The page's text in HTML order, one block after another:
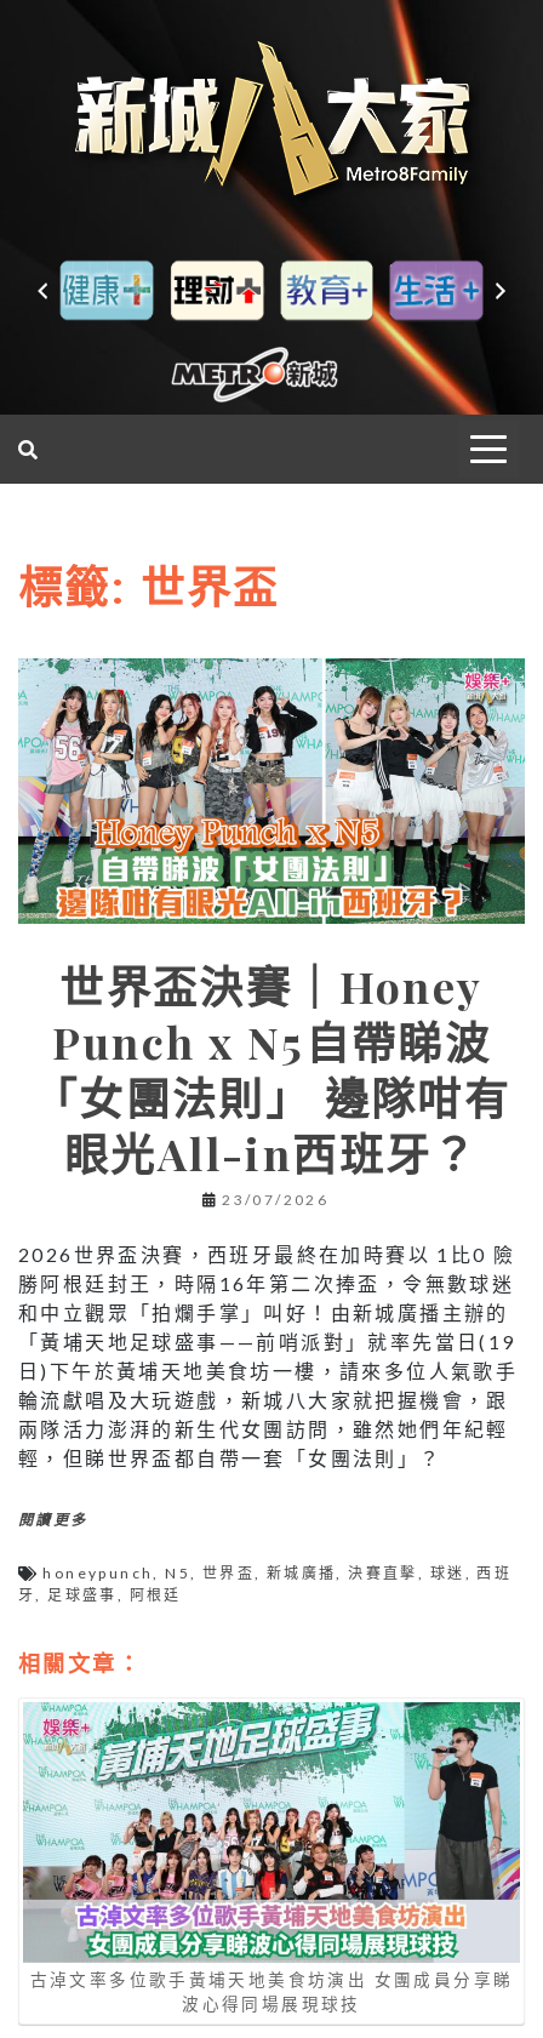
標籤: 世界盃
世界盃決賽｜Honey
Punch x N5自帶睇波
「女團法則」 邊隊咁有
眼光All-in西班牙？
23/07/2026
2026世界盃決賽，西班牙最終在加時賽以 1比0 險
勝阿根廷封王，時隔16年第二次捧盃，令無數球迷
和中立觀眾「拍爛手掌」叫好！由新城廣播主辦的
「黃埔天地足球盛事——前哨派對」就率先當日(19
日)下午於黃埔天地美食坊一樓，請來多位人氣歌手
輪流獻唱及大玩遊戲，新城八大家就把握機會，跟
兩隊活力澎湃的新生代女團訪問，雖然她們年紀輕
輕，但睇世界盃都自帶一套「女團法則」？
閱讀更多
honeypunch,N5, 世界盃, 新城廣播,決賽直擊 , 球迷 ,西班
牙, 足球盛事 , 阿根廷
相關文章：
古淖文率多位歌手黃埔天地美食坊演出 女團成員分享睇
波心得同場展現球技